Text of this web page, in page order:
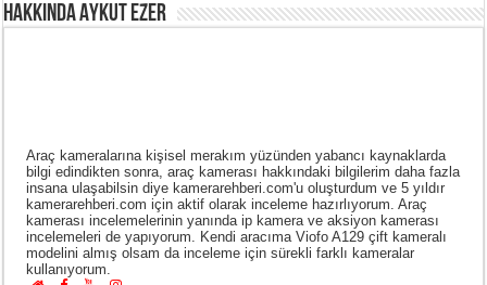
Hakkında Aykut Ezer
Araç kameralarına kişisel merakım yüzünden yabancı kaynaklarda
bilgi edindikten sonra, araç kamerası hakkındaki bilgilerim daha fazla
insana ulaşabilsin diye kamerarehberi.com'u oluşturdum ve 5 yıldır
kamerarehberi.com için aktif olarak inceleme hazırlıyorum. Araç
kamerası incelemelerinin yanında ip kamera ve aksiyon kamerası
incelemeleri de yapıyorum. Kendi aracıma Viofo A129 çift kameralı
modelini almış olsam da inceleme için sürekli farklı kameralar
kullanıyorum.